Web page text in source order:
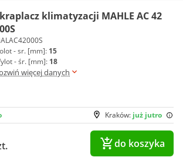
klimatyzacji MAHLE AC 42
- sr. [mm]: 15
- śr. [mm]: 18
więcej danych
Kraków: już jutro
do koszyka